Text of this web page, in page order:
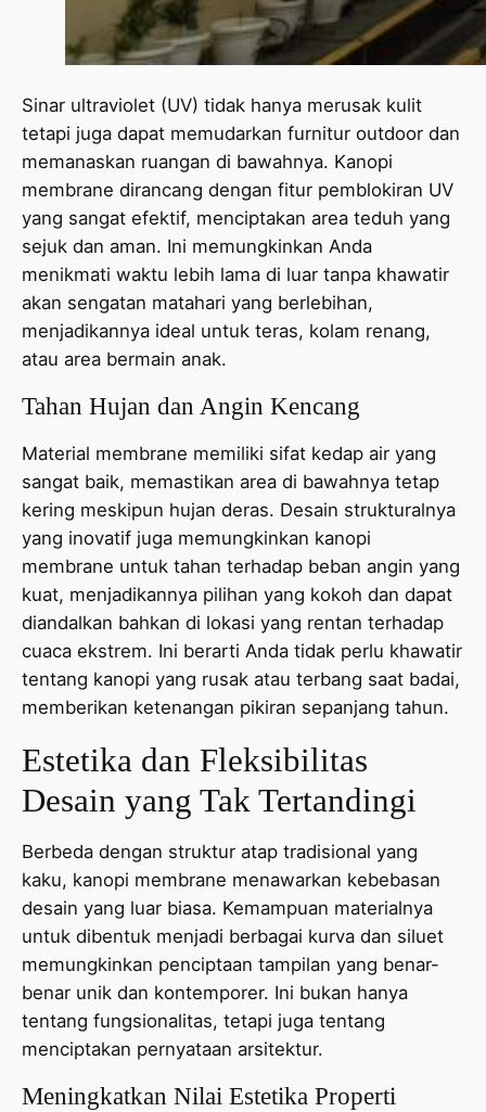
Sinar ultraviolet (UV) tidak hanya merusak kulit
tetapi juga dapat memudarkan furnitur outdoor dan
memanaskan ruangan di bawahnya. Kanopi
membrane dirancang dengan fitur pemblokiran UV
yang sangat efektif, menciptakan area teduh yang
sejuk dan aman. Ini memungkinkan Anda
menikmati waktu lebih lama di luar tanpa khawatir
akan sengatan matahari yang berlebihan,
menjadikannya ideal untuk teras, kolam renang,
atau area bermain anak.
Tahan Hujan dan Angin Kencang
Material membrane memiliki sifat kedap air yang
sangat baik, memastikan area di bawahnya tetap
kering meskipun hujan deras. Desain strukturalnya
yang inovatif juga memungkinkan kanopi
membrane untuk tahan terhadap beban angin yang
kuat, menjadikannya pilihan yang kokoh dan dapat
diandalkan bahkan di lokasi yang rentan terhadap
cuaca ekstrem. Ini berarti Anda tidak perlu khawatir
tentang kanopi yang rusak atau terbang saat badai,
memberikan ketenangan pikiran sepanjang tahun.
Estetika dan Fleksibilitas
Desain yang Tak Tertandingi
Berbeda dengan struktur atap tradisional yang
kaku, kanopi membrane menawarkan kebebasan
desain yang luar biasa. Kemampuan materialnya
untuk dibentuk menjadi berbagai kurva dan siluet
memungkinkan penciptaan tampilan yang benar-
benar unik dan kontemporer. Ini bukan hanya
tentang fungsionalitas, tetapi juga tentang
menciptakan pernyataan arsitektur.
Meningkatkan Nilai Estetika Properti